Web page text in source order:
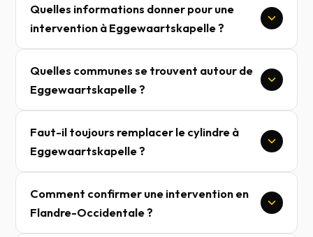
Quelles informations donner pour une
intervention à Eggewaartskapelle ?
Quelles communes se trouvent autour de
Eggewaartskapelle ?
Faut-il toujours remplacer le cylindre à
Eggewaartskapelle ?
Comment confirmer une intervention en
Flandre-Occidentale ?